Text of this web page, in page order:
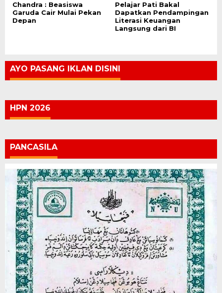
Chandra : Beasiswa
Garuda Cair Mulai Pekan
Depan
Pelajar Pati Bakal
Dapatkan Pendampingan
Literasi Keuangan
Langsung dari BI
AYO PASANG IKLAN DISINI
HPN 2026
PANCASILA